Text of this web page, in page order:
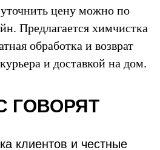
цену можно по
Предлагается химчистка
обработка и возврат
и доставкой на дом.
ГОВОРЯТ
клиентов и честные